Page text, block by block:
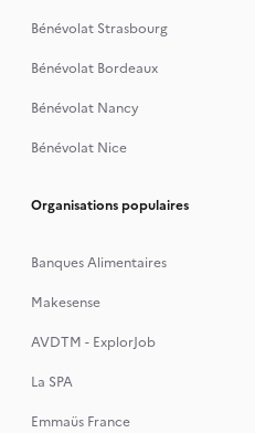
Bénévolat Strasbourg
Bénévolat Bordeaux
Bénévolat Nancy
Bénévolat Nice
Organisations populaires
Banques Alimentaires
Makesense
AVDTM - ExplorJob
La SPA
Emmaüs France